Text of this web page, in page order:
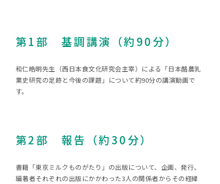
第1部 基調講演（約90分）
和仁皓明先生（西日本食文化研究会主宰）による「日本酪農乳
業史研究の足跡と今後の課題」について約90分の講演動画で
す。
第2部 報告（約30分）
書籍「東京ミルクものがたり」の出版について、企画、発行、
編著者それぞれの出版にかかわった3人の関係者からその経緯